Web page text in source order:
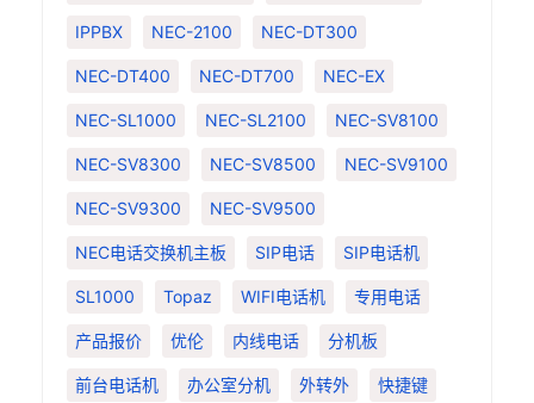
IPPBX NEC-2100 NEC-DT300
NEC-DT400 NEC-DT700 NEC-EX
NEC-SL1000 NEC-SL2100 NEC-SV8100
NEC-SV8300 NEC-SV8500 NEC-SV9100
NEC-SV9300 NEC-SV9500
NEC电话交换机主板 SIP电话 SIP电话机
SL1000 Topaz WIFI电话机 专用电话
产品报价 优伦 内线电话 分机板
前台电话机 办公室分机 外转外 快捷键